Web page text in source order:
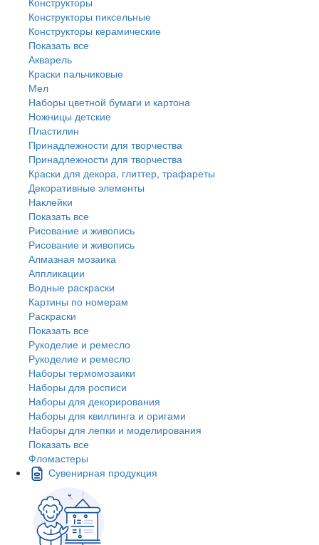
Конструкторы пиксельные
Конструкторы керамические
Показать все
Акварель
Краски пальчиковые
Мел
Наборы цветной бумаги и картона
Ножницы детские
Пластилин
Принадлежности для творчества
Принадлежности для творчества
Краски для декора, глиттер, трафареты
Декоративные элементы
Наклейки
Показать все
Рисование и живопись
Рисование и живопись
Алмазная мозаика
Аппликации
Водные раскраски
Картины по номерам
Раскраски
Показать все
Рукоделие и ремесло
Рукоделие и ремесло
Наборы термомозаики
Наборы для росписи
Наборы для декорирования
Наборы для квиллинга и оригами
Наборы для лепки и моделирования
Показать все
Фломастеры
Сувенирная продукция